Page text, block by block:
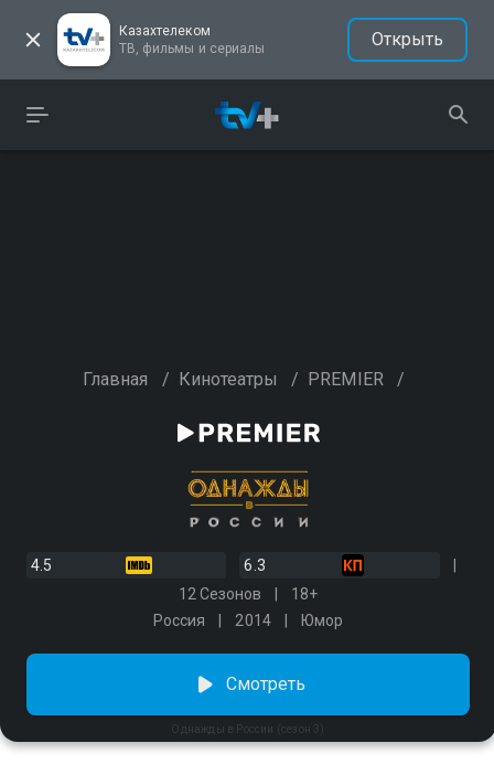
Казахтелеком
ТВ, фильмы и сериалы
Открыть
Главная / Кинотеатры / PREMIER /
4.5
6.3
12 Сезонов
18+
Россия
2014 Юмор
Однажды в России (сезон 3)
Смотреть